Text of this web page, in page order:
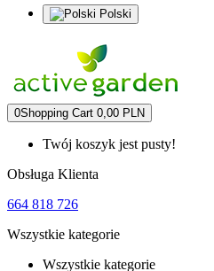
Polski
0Shopping Cart 0,00 PLN
Twój koszyk jest pusty!
Obsługa Klienta
664 818 726
Wszystkie kategorie
Wszystkie kategorie